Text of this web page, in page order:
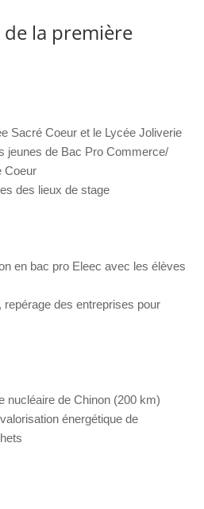
la première
Sacré Coeur et le Lycée Joliverie
jeunes de Bac Pro Commerce/
Coeur
des lieux de stage
en bac pro Eleec avec les élèves
repérage des entreprises pour
nucléaire de Chinon (200 km)
énergétique de